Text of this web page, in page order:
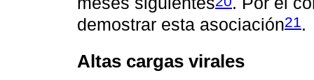
demostrar esta asociación21.
Altas cargas virales